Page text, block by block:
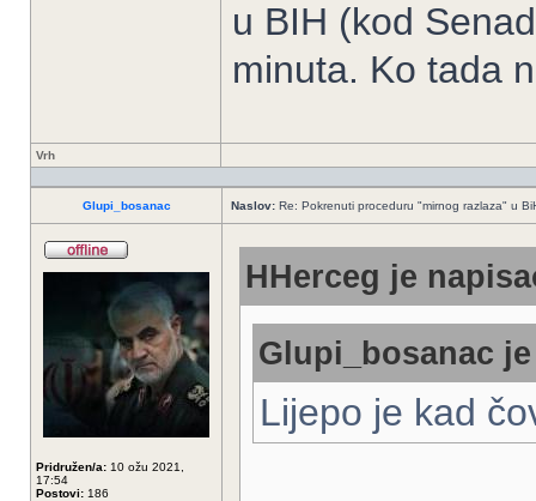
u BIH (kod
minuta. Ko tada
Vrh
Glupi_bosanac Naslov: Re: Pokrenuti proceduru "mirnog razlaza" u
Pridružen/a: 10 ožu 2021,
17:54
Postovi: 186
HHerceg je
Glupi_bosanac
Lijepo je kad